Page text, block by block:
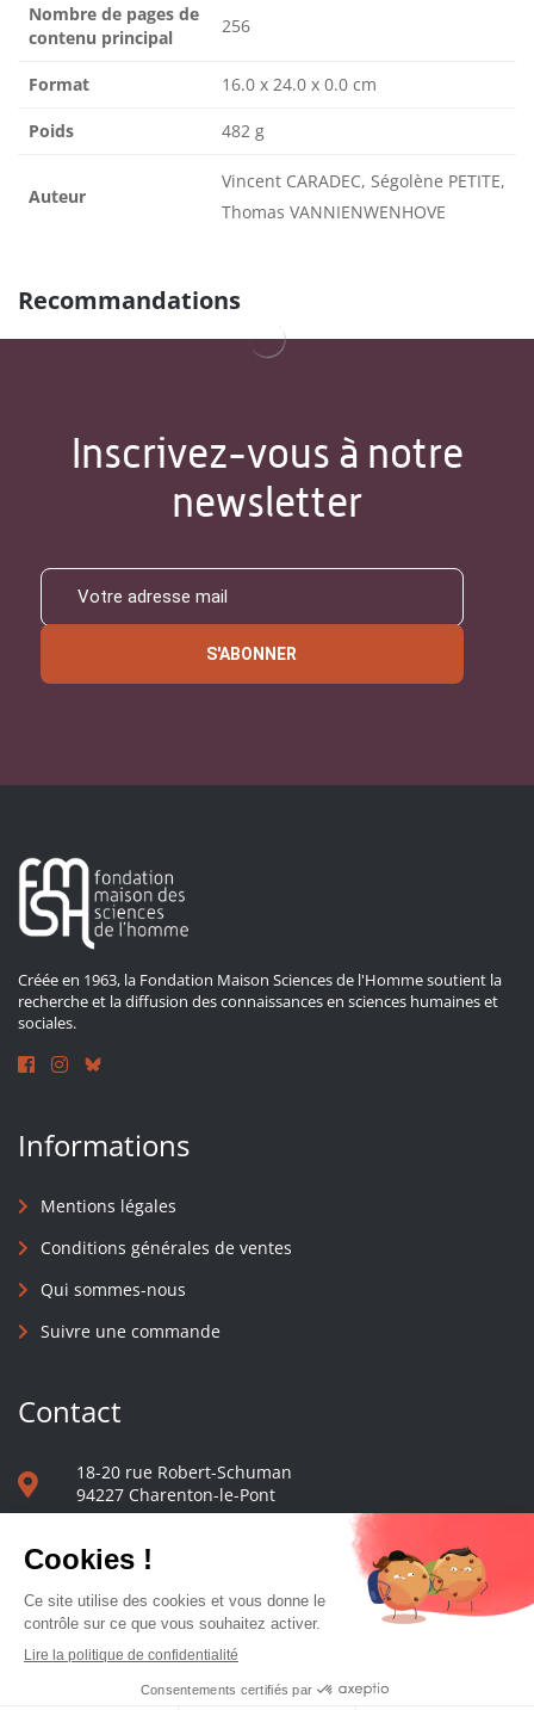
Nombre de pages de
contenu principal
256
Format 16.0 x 24.0 x 0.0 cm
Poids 482 g
Auteur
Vincent CARADEC, Ségolène PETITE,
Thomas VANNIENWENHOVE
Recommandations
Inscrivez-vous à notre
newsletter
S'ABONNER
Créée en 1963, la Fondation Maison Sciences de l'Homme soutient la
recherche et la diffusion des connaissances en sciences humaines et
sociales.
Informations
Mentions légales
Conditions générales de ventes
Qui sommes-nous
Suivre une commande
Contact
18-20 rue Robert-Schuman
94227 Charenton-le-Pont